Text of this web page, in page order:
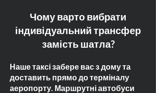
Чому варто вибрати
індивідуальний трансфер
замість шатла?
Наше таксі забере вас з дому та
доставить прямо до терміналу
аеропорту. Маршрутні автобуси